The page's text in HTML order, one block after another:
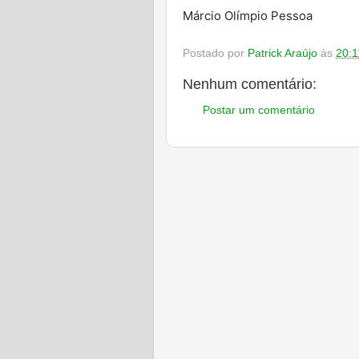
Márcio Olímpio Pessoa
Postado por Patrick Araújo às
Nenhum comentário:
Postar um comentário